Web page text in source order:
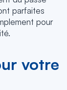
parfaites
pour
votre